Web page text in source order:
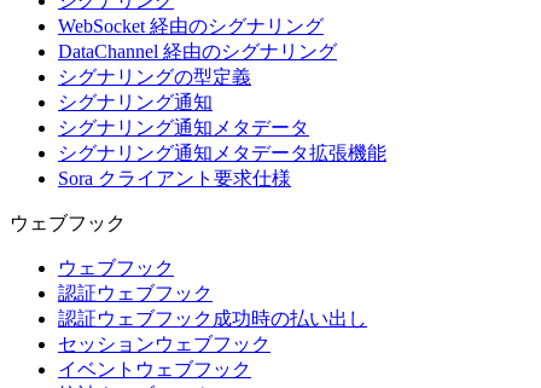
WebSocket 経由のシグナリング
DataChannel 経由のシグナリング
シグナリングの型定義
シグナリング通知
シグナリング通知メタデータ
シグナリング通知メタデータ拡張機能
Sora クライアント要求仕様
ウェブフック
ウェブフック
認証ウェブフック
認証ウェブフック成功時の払い出し
セッションウェブフック
イベントウェブフック